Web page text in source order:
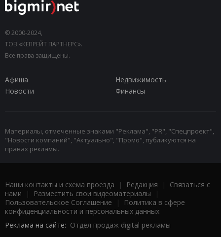
© 2000-2024,
ТОВ «КЕПРЕЙТ ПАРТНЕРС».
Все права защищены.
Афиша
Недвижимость
Новости
Финансы
Материалы, отмеченные знаками "Реклама", "PR", "Спецпроект",
"Новости компаний", "Актуально", "Промо", публикуются на
правах рекламы.
Наши контакты и схема проезда | Редакция | Связаться с
нами | Разместить свои видеоматериалы |
Пользовательское Соглашение |
Политика в сфере
конфиденциальности и персональных данных
Реклама на сайте: Отдел продаж digital рекламы